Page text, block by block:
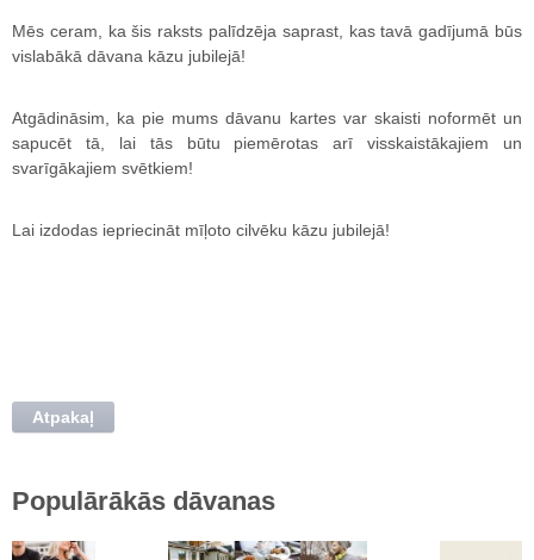
Mēs ceram, ka šis raksts palīdzēja saprast, kas tavā gadījumā būs
vislabākā dāvana kāzu jubilejā!
Atgādināsim, ka pie mums dāvanu kartes var skaisti noformēt un
sapucēt tā, lai tās būtu piemērotas arī visskaistākajiem un
svarīgākajiem svētkiem!
Lai izdodas iepriecināt mīļoto cilvēku kāzu jubilejā!
Atpakaļ
Populārākās dāvanas